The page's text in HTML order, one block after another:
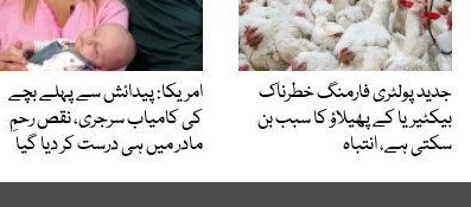
جدید پولٹری فارمنگ خطرناک
بیکٹیریا کے پھیلاؤ کا سبب بن
سکتی ہے، انتباہ
امریکا: پیدائش سے پہلے بچے
کی کامیاب سرجری، نقص رحمِ
مادر میں ہی درست کر دیا گیا